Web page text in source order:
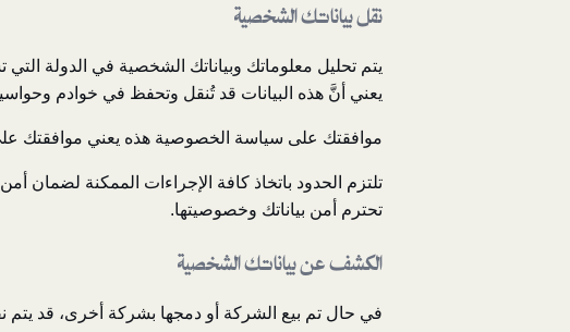
نقل بياناتك الشخصية
يتم تحليل معلوماتك وبياناتك الشخصية في الدولة
يعني أنَّ هذه البيانات قد تُنقل وتحفظ في خوادم
موافقتك على سياسة الخصوصية هذه يعني موافقتك
تلتزم الحدود باتخاذ كافة الإجراءات الممكنة لضمان
تحترم أمن بياناتك وخصوصيتها.
الكشف عن بياناتك الشخصية
في حال تم بيع الشركة أو دمجها بشركة أخرى، قد يتم